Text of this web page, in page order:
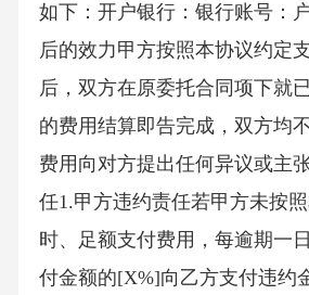
如下：开户银行：银行账号：
后的效力甲方按照本协议约定
后，双方在原委托合同项下就
的费用结算即告完成，双方均
费用向对方提出任何异议或主
任1.甲方违约责任若甲方未按
时、足额支付费用，每逾期一
付金额的[X%]向乙方支付违约